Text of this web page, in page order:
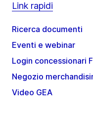
Link rapidi
Ricerca documenti
Eventi e webinar
Login concessionari
Negozio
Video GEA